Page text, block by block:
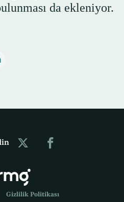
da ekleniyor.
Gizlilik Politikası